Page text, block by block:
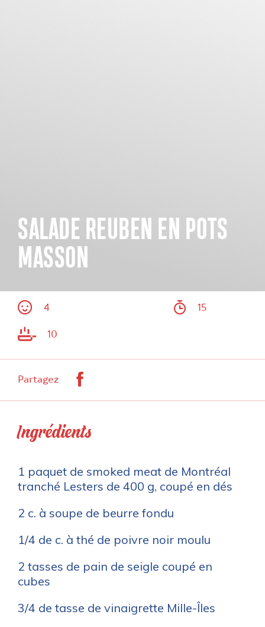
SALADE REUBEN EN POTS
MASSON
4 15
10
Partagez
Ingrédients
1 paquet de smoked meat de Montréal
tranché Lesters de 400 g, coupé en dés
2 c. à soupe de beurre fondu
1/4 de c. à thé de poivre noir moulu
2 tasses de pain de seigle coupé en
cubes
3/4 de tasse de vinaigrette Mille-Îles